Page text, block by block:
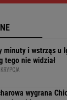
minuty i wstrząs u
tego nie widział
wygrana